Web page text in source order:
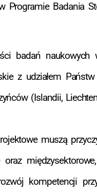
Programie Badania
badań
z udziałem
(Islandii,
muszą
kompetencji